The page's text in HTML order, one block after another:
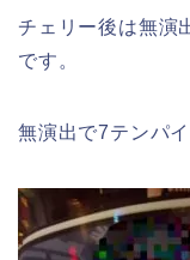
チェリー後は無演
です。
無演出で7テンパ